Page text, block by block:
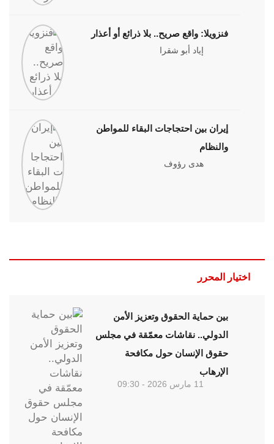
فنزويلا: واقع صريح.. بلا ذرائع أو أعذار
إياد أبو شقرا
إيران بين احتجاجات البقاء للمواطن
والنظام
هدى رؤوف
اختيار المحرر
بين حماية الحقوق وتعزيز الأمن
الدولي.. نقاشات معمّقة في مجلس
حقوق الإنسان حول مكافحة
الإرهاب
11 مارس 2026 - 09:30